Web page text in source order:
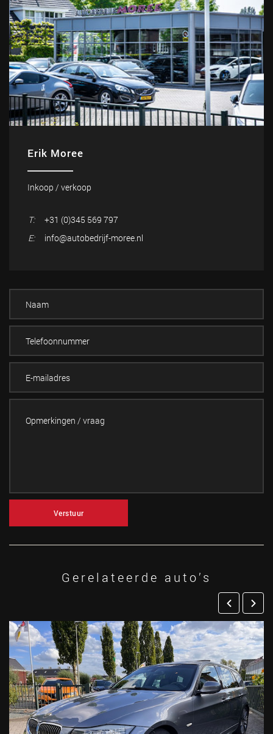
Erik Moree
Inkoop / verkoop
T:
+31 (0)345 569 797
E:
info@autobedrijf-moree.nl
Verstuur
Gerelateerde auto’s